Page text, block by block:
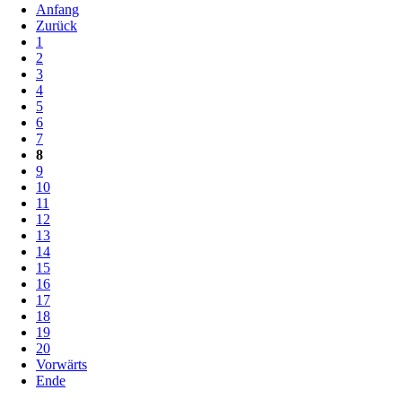
Anfang
Zurück
1
2
3
4
5
6
7
8
9
10
11
12
13
14
15
16
17
18
19
20
Vorwärts
Ende